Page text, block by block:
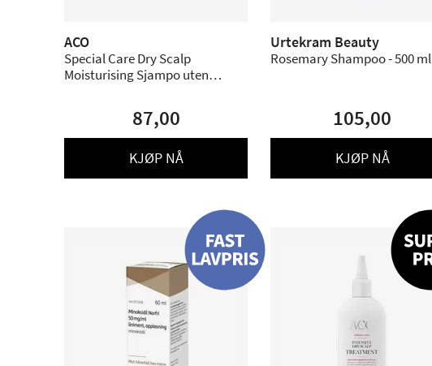
ACO
Special Care Dry Scalp
Moisturising Sjampo uten
87,00
KJØP NÅ
Urtekram Beauty
Rosemary Shampoo - 500 ml
105,00
KJØP NÅ